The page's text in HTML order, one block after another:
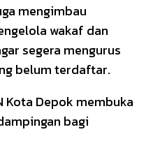
mengimbau
wakaf dan
segera mengurus
belum terdaftar.
Kota Depok membuka
bagi